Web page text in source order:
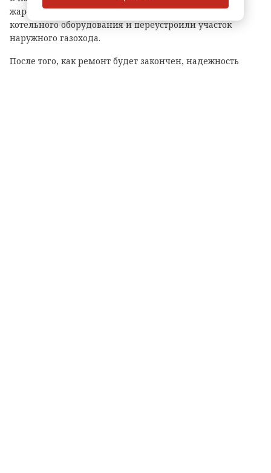
жаротрубный котел, а также устроили новую обвязку
котельного оборудования и переустроили участок
наружного газохода.
После того, как ремонт будет закончен, надежность